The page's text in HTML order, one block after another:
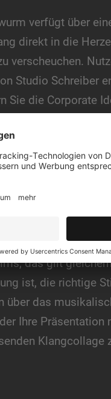
verfügt über
direkt in die
verscheuchen.
Studio Schreiber
Sie die Corporate
Hörens. Ein
und sorgt für
gar nicht sehen
Klang
von
Aufgaben. Denn
das gilt
ist, die richtige
über das
Ihre
Klangcollage